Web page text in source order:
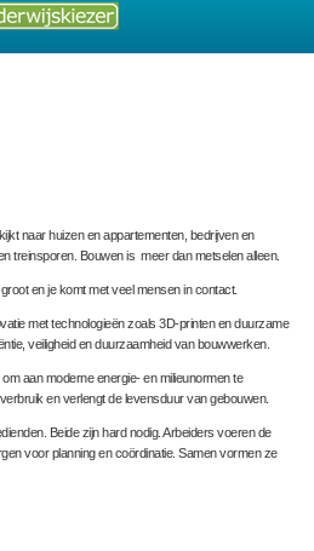
naar huizen en appartementen, bedrijven en
treinsporen. Bouwen is meer dan metselen alleen.
en je komt met veel mensen in contact.
met technologieën zoals 3D-printen en duurzame
veiligheid en duurzaamheid van bouwwerken.
aan moderne energie- en milieunormen te
en verlengt de levensduur van gebouwen.
Beide zijn hard nodig. Arbeiders voeren de
voor planning en coördinatie. Samen vormen ze